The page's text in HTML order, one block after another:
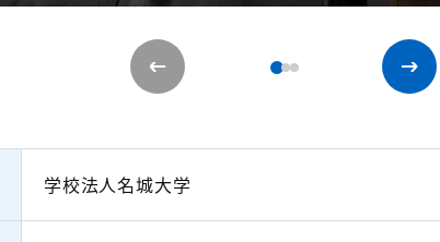
学校法人名城大学